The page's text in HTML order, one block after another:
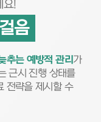
요!
음
추는 예방적 관리 가
근시 진행 상태를
전략을 제시할 수